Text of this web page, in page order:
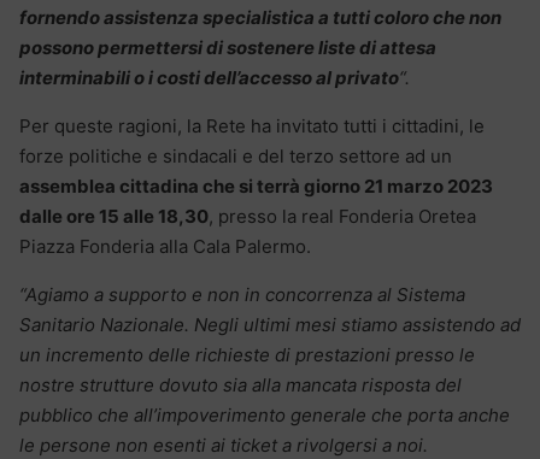
fornendo assistenza specialistica a tutti coloro che non
possono permettersi di sostenere liste di attesa
interminabili o i costi dell’accesso al privato“.
Per queste ragioni, la Rete ha invitato tutti i cittadini, le
forze politiche e sindacali e del terzo settore ad un
assemblea cittadina che si terrà giorno 21 marzo 2023
dalle ore 15 alle 18,30, presso la real Fonderia Oretea
Piazza Fonderia alla Cala Palermo.
“Agiamo a supporto e non in concorrenza al Sistema
Sanitario Nazionale. Negli ultimi mesi stiamo assistendo ad
un incremento delle richieste di prestazioni presso le
nostre strutture dovuto sia alla mancata risposta del
pubblico che all’impoverimento generale che porta anche
le persone non esenti ai ticket a rivolgersi a noi.